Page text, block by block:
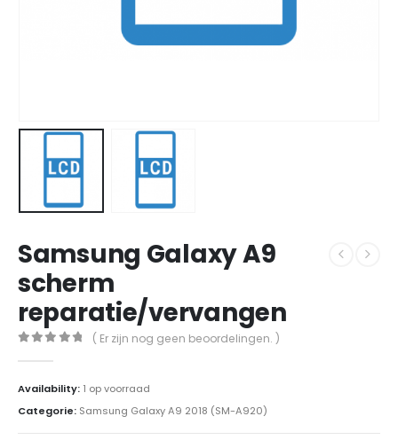
Samsung Galaxy A9
scherm
reparatie/vervangen
( Er zijn nog geen beoordelingen. )
Availability: 1 op voorraad
Categorie: Samsung Galaxy A9 2018 (SM-A920)